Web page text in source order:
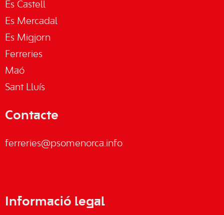
Es Castell
Es Mercadal
Es Migjorn
Ferreries
Maó
Sant Lluís
Contacte
ferreries@psomenorca.info
Informació legal